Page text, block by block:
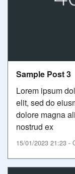
Sample Post 3
Lorem ipsum
elit, sed do
dolore magna
nostrud ex
15/01/2023 21:23 -